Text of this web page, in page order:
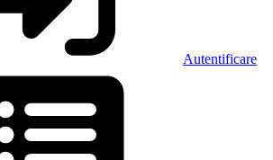
Autentificare